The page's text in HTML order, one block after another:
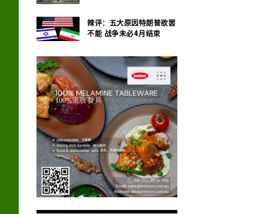
辣评：五大原因特朗普欲罢
不能 战争未必4月结束